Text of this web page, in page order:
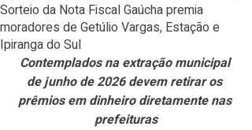
Sorteio da Nota Fiscal Gaúcha premia
moradores de Getúlio Vargas, Estação e
Ipiranga do Sul
Contemplados na extração municipal
de junho de 2026 devem retirar os
prêmios em dinheiro diretamente nas
prefeituras